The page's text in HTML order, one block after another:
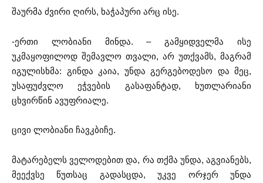
შაურმა ძვირი ღირს, ხაჭაპური არც ისე.
-ერთი ლობიანი მინდა. – გამყიდველმა ისე
უკმაყოფილოდ შემავლო თვალი, არ უთქვამს, მაგრამ
იგულისხმა: გინდა კაია, უნდა გერგებოდესო და მეც,
უსაფუძვლო ეჭვების გასაფანტად, ხუთლარიანი
ცხვირწინ ავუფრიალე.
ცივი ლობიანი ჩავკბიჩე.
მატარებელს ველოდებით და, რა თქმა უნდა, აგვიანებს,
მეექვსე წუთსაც გადასცდა, უკვე ორჯერ უნდა